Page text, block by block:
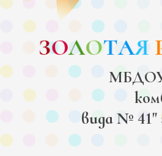
МБДОУ
вида № 41"